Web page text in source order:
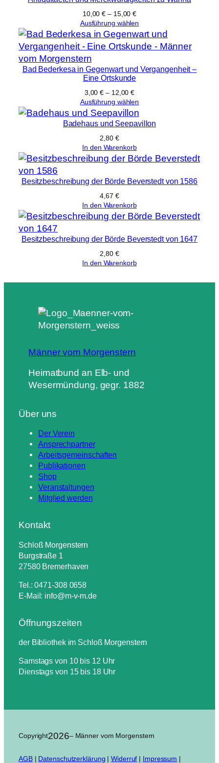
10,00€ – 15,00€
Ausführung wählen
Bad Bederkesa in Gegenwart und Vergangenheit –
Eine Ortskunde
3,00€ – 12,00€
Ausführung wählen
Badehaus und Seepavillon
2,80 €
In den Warenkorb
Besitzbeschreibung der Börde Beverstedt von 1586
4,67 €
In den Warenkorb
Besitzbeschreibung der Börde Beverstedt von 1647
2,80 €
In den Warenkorb
Männer vom Morgenstern
Heimatbund an Elb- und
Wesermündung, gegr. 1882
Über uns
Der Verein
Ansprechpartner
Arbeitsgemeinschaften
Publikationen
Shop
Veranstaltungen
Mitglied werden
Kontakt
Schloß Morgenstern
Burgstraße 1
27580 Bremerhaven
Tel.: 0471-308 0658
E-Mail: info@m-v-m.de
Öffnungszeiten
der Bibliothek im Schloß Morgenstern
Samstags von 10 bis 12 Uhr
Dienstags von 15 bis 18 Uhr
Copyright2026– Männer vom Morgenstern
AGB| Datenschutzerklärung |Widerruf | Impressum |